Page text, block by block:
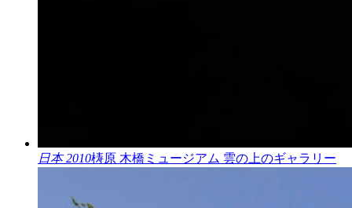
日本 2010梼原 木橋ミュージアム 雲の上のギャラリー